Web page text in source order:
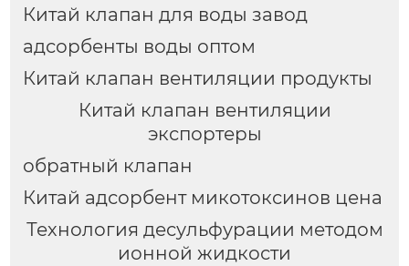
Китай клапан для воды завод
адсорбенты воды оптом
Китай клапан вентиляции продукты
Китай клапан вентиляции
экспортеры
обратный клапан
Китай адсорбент микотоксинов цена
Технология десульфурации методом
ионной жидкости